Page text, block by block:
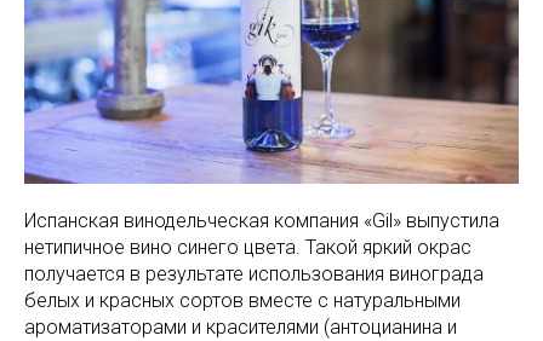
Испанская винодельческая компания «Gil» выпустила
нетипичное вино синего цвета. Такой яркий окрас
получается в результате использования винограда
белых и красных сортов вместе с натуральными
ароматизаторами и красителями (антоцианина и